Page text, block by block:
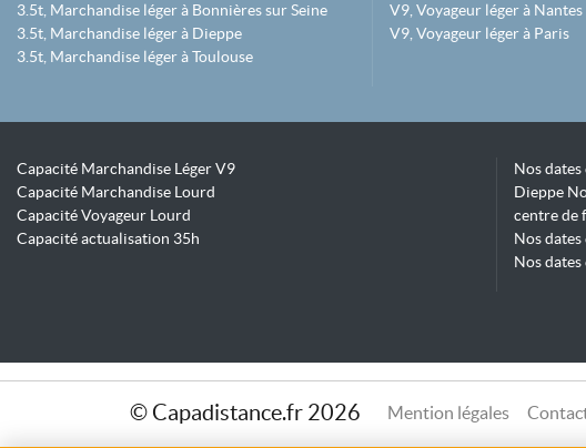
3.5t, Marchandise léger à Bonnières sur Seine
3.5t, Marchandise léger à Dieppe
3.5t, Marchandise léger à Toulouse
V9, Voyageur léger à Nantes
V9, Voyageur léger à Paris
Capacité Marchandise Léger V9
Capacité Marchandise Lourd
Capacité Voyageur Lourd
Capacité actualisation 35h
Nos
Dieppe
centre de
Nos
Nos
© Capadistance.fr 2026 Mention légales